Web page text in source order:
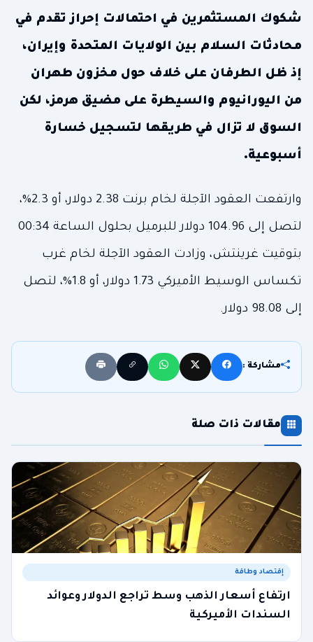
شكوك المستثمرين في احتمالات إحراز تقدم في
محادثات السلام بين الولايات المتحدة وإيران،
إذ ظل الطرفان على خلاف حول مخزون طهران
من اليورانيوم والسيطرة على مضيق هرمز، لكن
السوق لا تزال في طريقها لتسجيل خسارة
أسبوعية.
وارتفعت العقود الآجلة لخام برنت 2.38 دولار، أو 2.3%،
لتصل إلى 104.96 دولار للبرميل بحلول الساعة 00:34
بتوقيت غرينتش، وزادت العقود الآجلة لخام غرب
تكساس الوسيط الأميركي 1.73 دولار، أو 1.8%، لتصل
إلى 98.08 دولار.
مشاركة :
مقالات ذات صلة
إقتصاد وطاقة
ارتفاع أسعار الذهب وسط تراجع الدولار وعوائد
السندات الأميركية